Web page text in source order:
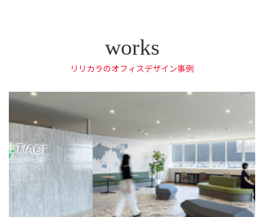
リリカラのオフィスデザイン事例